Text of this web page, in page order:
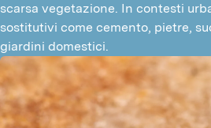
scarsa vegetazione. In contesti
sostitutivi come cemento, pietre,
giardini domestici.